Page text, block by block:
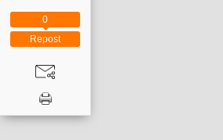
Repost
0